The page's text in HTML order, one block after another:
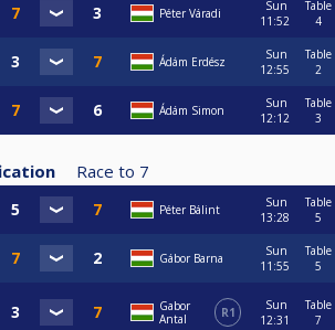
Péter Váradi
Sun
11:52
Table
4
Ádám Erdész
Sun
12:55
Table
2
Ádám Simon
Sun
12:12
Table
3
Race to 7
Péter Bálint
Sun
13:28
Table
5
Gábor Barna
Sun
11:55
Table
5
Gabor
Antal
R1
Sun
12:31
Table
7